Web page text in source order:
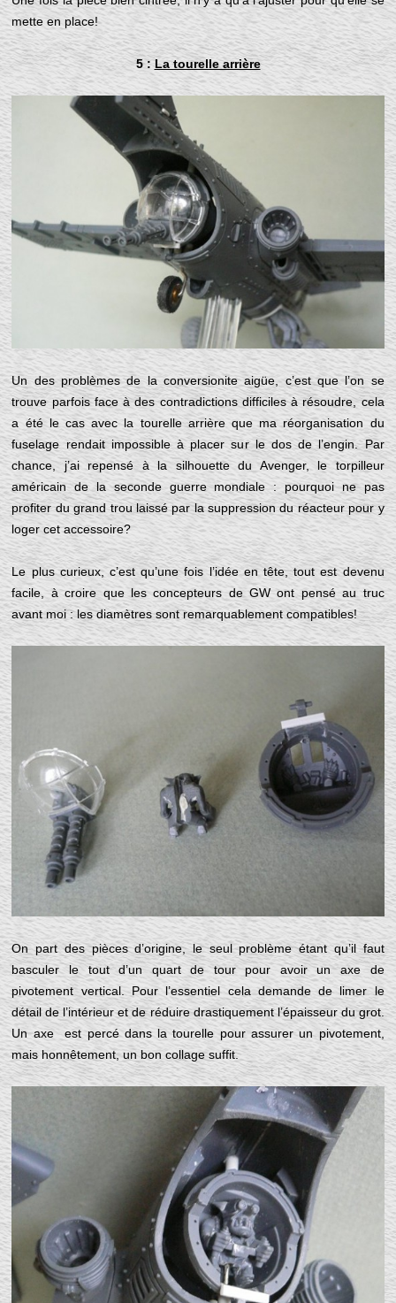
mette en place!
5 :La tourelle arrière
Un des problèmes de la conversionite aigüe, c’est que l’on se
trouve parfois face à des contradictions difficiles à résoudre, cela
a été le cas avec la tourelle arrière que ma réorganisation du
fuselage rendait impossible à placer sur le dos de l’engin. Par
chance, j’ai repensé à la silhouette du Avenger, le torpilleur
américain de la seconde guerre mondiale : pourquoi ne pas
profiter du grand trou laissé par la suppression du réacteur pour y
loger cet accessoire?
Le plus curieux, c’est qu’une fois l’idée en tête, tout est devenu
facile, à croire que les concepteurs de GW ont pensé au truc
avant moi : les diamètres sont remarquablement compatibles!
On part des pièces d’origine, le seul problème étant qu’il faut
basculer le tout d’un quart de tour pour avoir un axe de
pivotement vertical. Pour l’essentiel cela demande de limer le
détail de l’intérieur et de réduire drastiquement l’épaisseur du grot.
Un axe est percé dans la tourelle pour assurer un pivotement,
mais honnêtement, un bon collage suffit.